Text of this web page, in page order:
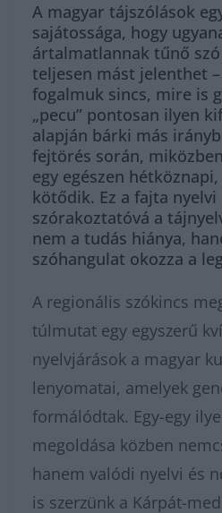
A magyar tájszólások
sajátossága, hogy
ártalmatlannak tűnő
teljesen mást jelenthet
fogalmuk sincs, mire is
„pecu” pontosan ilyen
alapján bárki más
fejtörés során,
egy egészen
kötődik. Ez a fajta nyelvi
szórakoztatóvá a
nem a tudás hiánya,
szóhangulat okozza a
A regionális szókincs
túlmutat egy egyszerű
nyelvjárások a magyar
lenyomatai, amelyek
formálódtak. Egy-egy
megoldása közben
hanem valódi nyelvi és
is szerzünk a Kárpát-